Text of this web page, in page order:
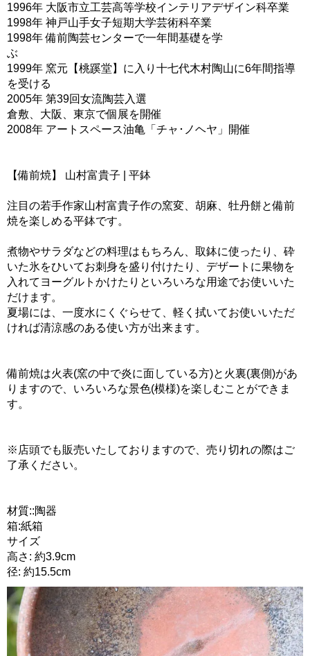
1996年 大阪市立工芸高等学校インテリアデザイン科卒業
1998年 神戸山手女子短期大学芸術科卒業
1998年 備前陶芸センターで一年間基礎を学
ぶ
1999年 窯元【桃蹊堂】に入り十七代木村陶山に6年間指導
を受ける
2005年 第39回女流陶芸入選
倉敷、大阪、東京で個展を開催
2008年 アートスペース油亀「チャ･ノヘヤ」開催
【備前焼】 山村富貴子 | 平鉢
注目の若手作家山村富貴子作の窯変、胡麻、牡丹餅と備前
焼を楽しめる平鉢です。
煮物やサラダなどの料理はもちろん、取鉢に使ったり、砕
いた氷をひいてお刺身を盛り付けたり、デザートに果物を
入れてヨーグルトかけたりといろいろな用途でお使いいた
だけます。
夏場には、一度水にくぐらせて、軽く拭いてお使いいただ
ければ清涼感のある使い方が出来ます。
備前焼は火表(窯の中で炎に面している方)と火裏(裏側)があ
りますので、いろいろな景色(模様)を楽しむことができま
す。
※店頭でも販売いたしておりますので、売り切れの際はご
了承ください。
材質::陶器
箱:紙箱
サイズ
高さ: 約3.9cm
径: 約15.5cm